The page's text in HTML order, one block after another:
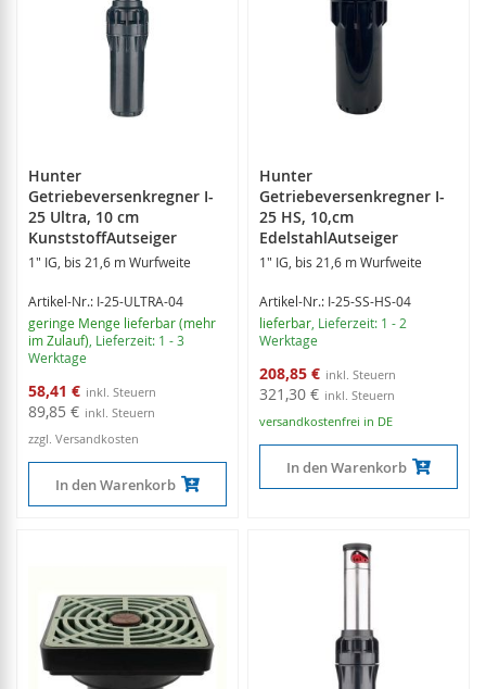
Hunter
Getriebeversenkregner I-
25 Ultra, 10 cm
KunststoffAutseiger
1" IG, bis 21,6 m Wurfweite
Artikel-Nr.: I-25-ULTRA-04
geringe Menge lieferbar (mehr
im Zulauf) , Lieferzeit: 1 - 3
Werktage
Sonderangebot
58,41 €
89,85 €
zzgl. Versandkosten
In den Warenkorb
Hunter
Getriebeversenkregner I-
25 HS, 10,cm
EdelstahlAutseiger
1" IG, bis 21,6 m Wurfweite
Artikel-Nr.: I-25-SS-HS-04
lieferbar , Lieferzeit: 1 - 2
Werktage
Sonderangebot
208,85 €
321,30 €
versandkostenfrei in DE
In den Warenkorb